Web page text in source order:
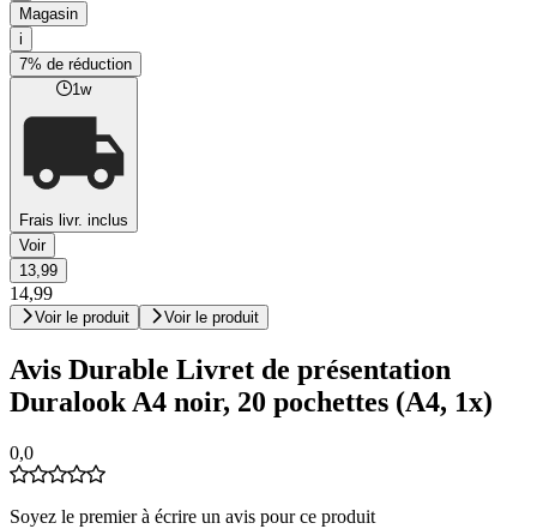
Magasin
i
7% de réduction
1w
Frais livr. inclus
Voir
13,99
14,99
Voir le produit Voir le produit
Avis Durable Livret de présentation
Duralook A4 noir, 20 pochettes (A4, 1x)
0,0
Soyez le premier à écrire un avis pour ce produit